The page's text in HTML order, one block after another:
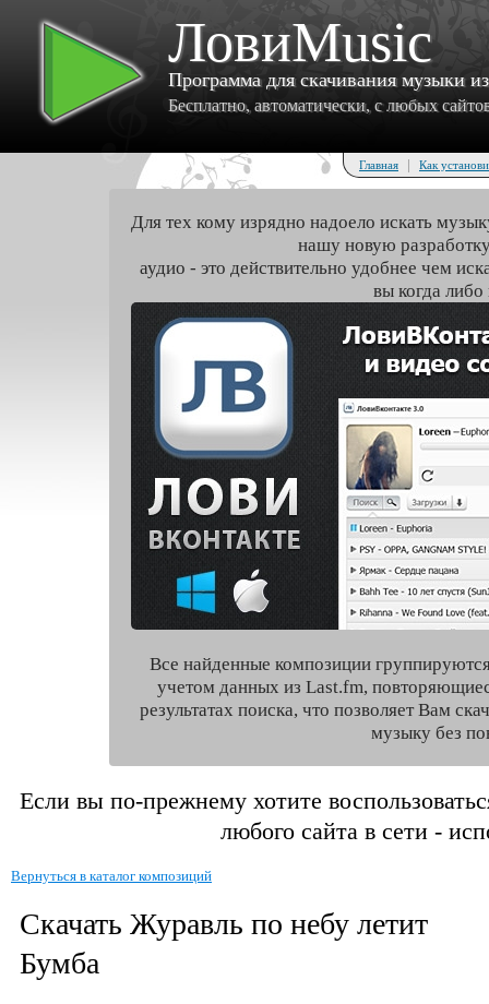
ЛовиMusic
Программа для скачивания музыки
Бесплатно, автоматически, с любых
Главная | Как
Для тех кому изрядно надоело искать
нашу новую
аудио - это действительно удобнее чем
вы когда либо
Все найденные композиции
учетом данных из Last.fm,
результатах поиска, что позволяет Вам
музыку без
Если вы по-прежнему хотите
любого сайта в сети -
Вернуться в каталог композиций
Скачать Журавль по небу летит
Бумба